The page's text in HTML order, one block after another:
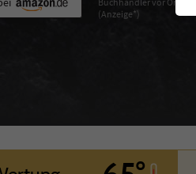
(Anzeige*)